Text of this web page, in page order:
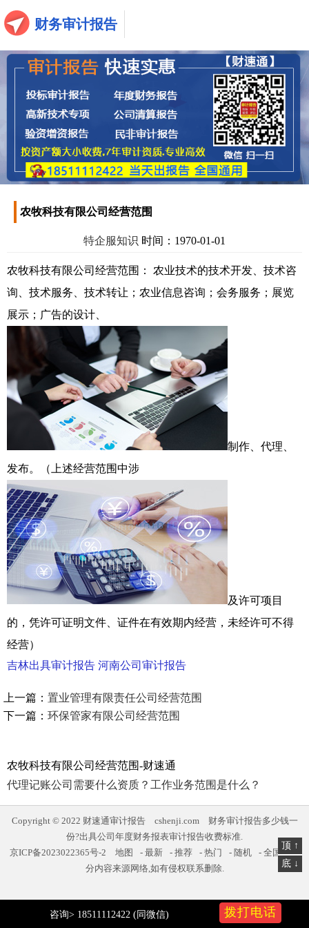
财务审计报告
农牧科技有限公司经营范围
特企服知识 时间：1970-01-01
农牧科技有限公司经营范围： 农业技术的技术开发、技术咨
询、技术服务、技术转让；农业信息咨询；会务服务；展览
展示；广告的设计、
制作、代理、
发布。（上述经营范围中涉
及许可项目
的，凭许可证明文件、证件在有效期内经营，未经许可不得
经营）
吉林出具审计报告 河南公司审计报告
上一篇： 置业管理有限责任公司经营范围
下一篇： 环保管家有限公司经营范围
农牧科技有限公司经营范围-财速通
代理记账公司需要什么资质？工作业务范围是什么？
Copyright © 2022 财速通审计报告 cshenji.com
财务审计报告多少钱一
份?出具公司年度财务报表审计报告收费标准.
京ICP备2023022365号-2
地图 - 最新 - 推荐 - 热门 - 随机 - 全国
,部
分内容来源网络,如有侵权联系删除.
咨询> 18511112422 (同微信) 拨打电话
顶 ↑
底 ↓